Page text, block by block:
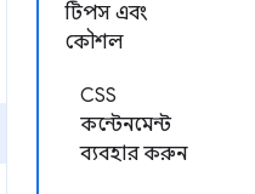
টিপস এবং
কৌশল
CSS
কন্টেনমেন্ট
ব্যবহার করুন